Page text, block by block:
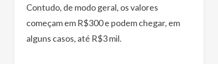
Contudo, de modo geral, os valores
começam em R$300 e podem chegar, em
alguns casos, até R$3 mil.